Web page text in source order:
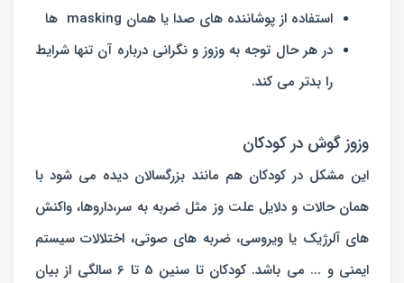
استفاده از پوشاننده های صدا یا همان masking ها
در هر حال توجه به وزوز و نگرانی درباره آن تنها شرایط
را بدتر می كند.
وزوز گوش در کودکان
این مشکل در کودکان هم مانند بزرگسالان دیده می شود با
همان حالات و دلایل علت وز مثل ضربه به سر،داروها، واکنش
های آلرژیک یا ویروسی، ضربه های صوتی، اختلالات سیستم
ایمنی و ... می باشد. کودکان تا سنین 5 تا 6 سالگی از بیان